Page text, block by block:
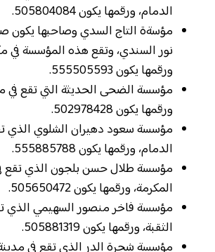
الدمام، ورقمها يكون 505804084.
مؤسةة التاج السدي وصاحبها يكون
نور السندي، وتقع هذه المؤسسة في
ورقمها يكون 555505593.
مؤسسة الضحى الحديثة التي تقع في
ورقمها يكون 502978428.
مؤسسة سعود دهيران الشلوي الذي
الدمام، ورقمها يكون 555885788.
مؤسسة طلال حسن بلجون الذي تقع
المكرمة، ورقمها يكون 505650472.
مؤسسة فاخر منصور السهيمي الذي
الثقبة، ورقمها يكون 505881319.
مؤسسة شجرة الدر الذي تقع في